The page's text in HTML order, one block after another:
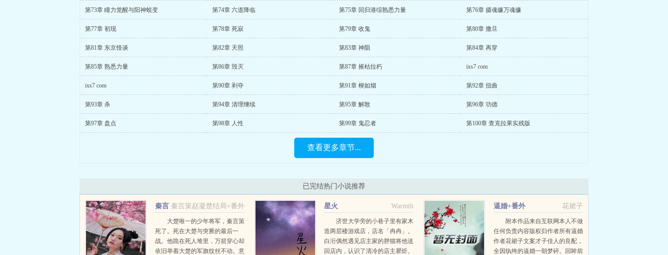
第73章 瞳力觉醒与阳神蜕变 第74章 六道降临 第75章 回归港综熟悉力量 第76章 摄魂镰万魂镰
第77章 初现 第78章 死寂 第79章 收鬼 第80章 撒旦
第81章 东京怪谈 第82章 天照 第83章 神陨 第84章 再穿
第85章 熟悉力量 第86章 毁灭 第87章 摧枯拉朽 ixs7 com
ixs7 com 第90章 剥夺 第91章 柳如烟 第92章 扭曲
第93章 杀 第94章 清理继续 第95章 解散 第96章 功德
第97章 盘点 第98章 人性 第99章 鬼忍者 第100章 查克拉果实残版
查看更多章节...
已完结热门小说推荐
秦言策赵凝楚结局+番外
秦言
策赵凝楚
大楚唯一的少年将军，秦言策
死了。死在大楚与突厥的最后一
战。他跪在死人堆里，万箭穿心却
依旧举着大楚的军旗纹丝不动。意
Warmth
星火
济世大学旁的小巷子里有家木
造两层楼游戏店，店名「冉冉」。
白洐偶然遇见店主家的胖猫将他送
回店内，认识了清冷的店主瞿炘。
花裙子
逼婚+番外
附本作品来自互联网本人不做
任何负责内容版权归作者所有逼婚
作者花裙子文案才子佳人的良配，
全因纨绔的逼婚一朝梦碎。回眸前